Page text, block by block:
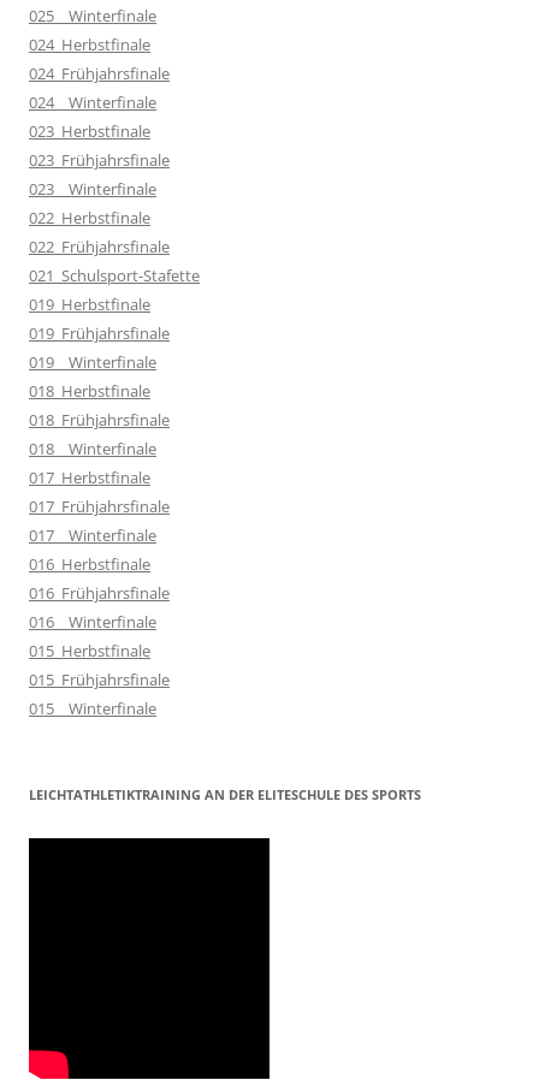
025__Winterfinale
024_Herbstfinale
024_Frühjahrsfinale
024__Winterfinale
023_Herbstfinale
023_Frühjahrsfinale
023__Winterfinale
022_Herbstfinale
022_Frühjahrsfinale
021_Schulsport-Stafette
019_Herbstfinale
019_Frühjahrsfinale
019__Winterfinale
018_Herbstfinale
018_Frühjahrsfinale
018__Winterfinale
017_Herbstfinale
017_Frühjahrsfinale
017__Winterfinale
016_Herbstfinale
016_Frühjahrsfinale
016__Winterfinale
015_Herbstfinale
015_Frühjahrsfinale
015__Winterfinale
LEICHTATHLETIKTRAINING AN DER ELITESCHULE DES SPORTS